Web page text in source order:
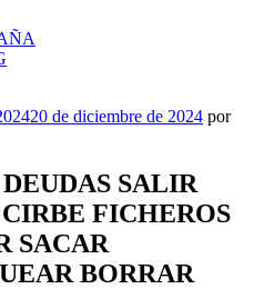
20 de diciembre de 2024 por
SALIR
FICHEROS
SACAR
BORRAR